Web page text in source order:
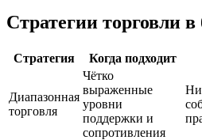
Стратегии торговли в
Стратегия Когда подходит
Диапазонная
торговля
Чётко
выраженные
уровни
поддержки и
сопротивления